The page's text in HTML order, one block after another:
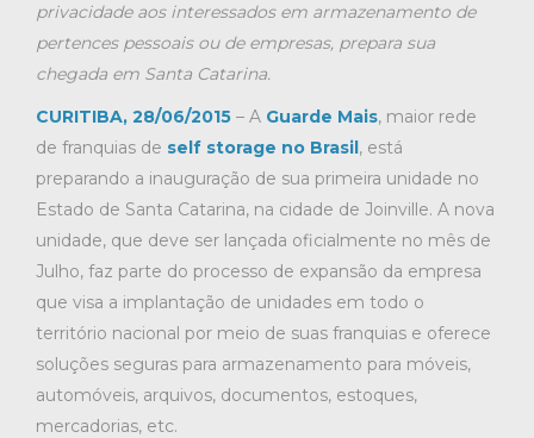
privacidade aos interessados em armazenamento de
pertences pessoais ou de empresas, prepara sua
chegada em Santa Catarina.
CURITIBA, 28/06/2015 – A Guarde Mais, maior rede
de franquias de self storage no Brasil, está
preparando a inauguração de sua primeira unidade no
Estado de Santa Catarina, na cidade de Joinville. A nova
unidade, que deve ser lançada oficialmente no mês de
Julho, faz parte do processo de expansão da empresa
que visa a implantação de unidades em todo o
território nacional por meio de suas franquias e oferece
soluções seguras para armazenamento para móveis,
automóveis, arquivos, documentos, estoques,
mercadorias, etc.